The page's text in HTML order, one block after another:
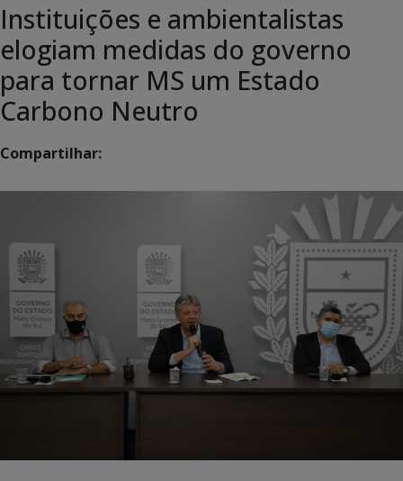
Instituições e ambientalistas
elogiam medidas do governo
para tornar MS um Estado
Carbono Neutro
Compartilhar: